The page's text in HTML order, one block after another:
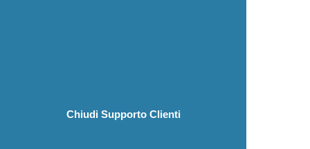
Chiudi Supporto Clienti